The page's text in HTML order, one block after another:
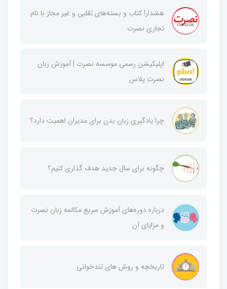
هشدار! کتاب و بسته‌های تقلبی و غیر مجاز با نام
تجاری نصرت
اپلیکیشن رسمی موسسه نصرت | آموزش زبان
نصرت پلاس
چرا یادگیری زبان بدن برای مدیران اهمیت دارد؟
چگونه برای سال جدید هدف گذاری کنیم؟
درباره دوره‌های آموزش سریع مکالمه زبان نصرت
و مزایای آن
تاریخچه و روش‌ های تندخوانی